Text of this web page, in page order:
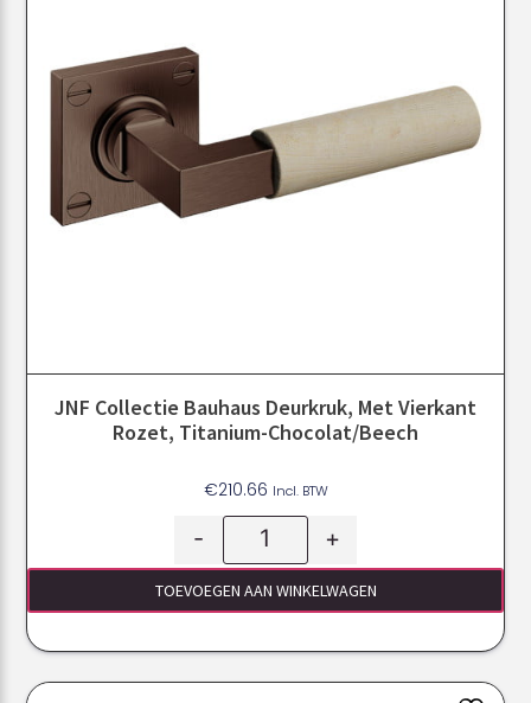
JNF Collectie Bauhaus Deurkruk, Met Vierkant
Rozet, Titanium-Chocolat/Beech
€210.66 Incl. BTW
- +
TOEVOEGEN AAN WINKELWAGEN